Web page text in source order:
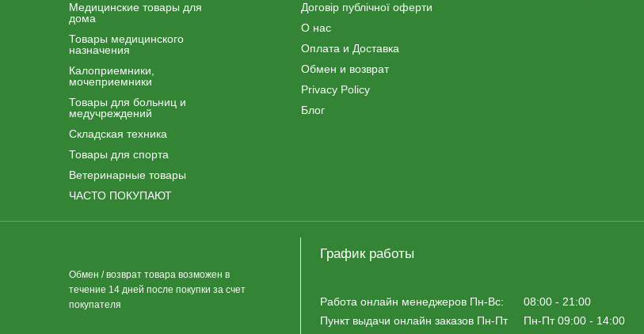
Медицинские товары для
дома
Товары медицинского
назначения
Калоприемники,
мочеприемники
Товары для больниц и
медучреждений
Складская техника
Товары для спорта
Ветеринарные товары
ЧАСТО ПОКУПАЮТ
Договір публічної оферти
О нас
Оплата и Доставка
Обмен и возврат
Privacy Policy
Блог
Обмен / возврат товара возможен в
течение 14 дней после покупки за счет
покупателя
График работы
Работа онлайн менеджеров Пн-Вс:
08:00 - 21:00
Пункт выдачи онлайн заказов Пн-Пт
Пн-Пт 09:00 - 14:00